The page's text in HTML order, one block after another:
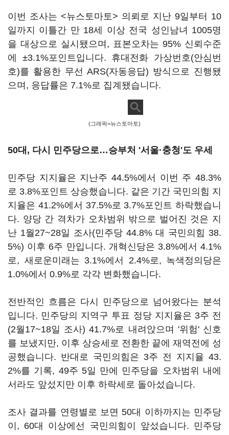
이번 조사는 <뉴스토마토> 의뢰로 지난 9일부터 10
일까지 이틀간 만 18세 이상 전국 성인남녀 1005명
을 대상으로 실시됐으며, 표본오차는 95% 신뢰수준
에 ±3.1%포인트입니다. 휴대전화 가상번호(안심번
호)를 활용한 무선 ARS(자동응답) 방식으로 진행됐
으며, 응답률은 7.1%로 집계됐습니다.
(그래픽=뉴스토마토)
50대, 다시 민주당으로…승부처 '서울·충청'도 우세
민주당 지지율은 지난주 44.5%에서 이번 주 48.3%
로 3.8%포인트 상승했습니다. 같은 기간 국민의힘 지
지율은 41.2%에서 37.5%로 3.7%포인트 하락했습니
다. 양당 간 격차가 오차범위 밖으로 벌어진 것은 지
난 1월27~28일 조사(민주당 44.8% 대 국민의힘 38.
5%) 이후 6주 만입니다. 개혁신당은 3.8%에서 4.1%
로, 새로운미래는 3.1%에서 2.4%로, 녹색정의당은
1.0%에서 0.9%로 각각 변화했습니다.
전반적인 흐름은 다시 민주당으로 넘어왔다는 분석
입니다. 민주당의 지역구 투표 정당 지지율은 3주 전
(2월17~18일 조사) 41.7%로 내려앉으며 '위험' 신호
를 보냈지만, 이후 상승세로 전환한 끝에 재역전에 성
공했습니다. 반대로 국민의힘은 3주 전 지지율 43.
2%를 기록, 49주 5일 만에 민주당을 오차범위 내에
서라도 앞섰지만 이후 하락세로 돌아섰습니다.
조사 결과를 연령별로 보면 50대 이하까지는 민주당
이, 60대 이상에선 국민의힘이 앞섰습니다. 민주당